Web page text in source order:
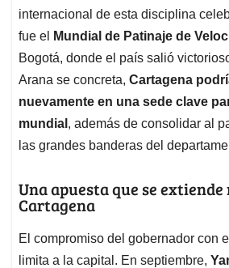
internacional de esta disciplina
fue el
Mundial de Patinaje de
Bogotá, donde el país salió
Arana se concreta, Cartagena
nuevamente en una sede clave
mundial , además de consolidar al
las grandes banderas del
Una apuesta que se extiende
Cartagena
El compromiso del gobernador con
limita a la capital. En septiembre,